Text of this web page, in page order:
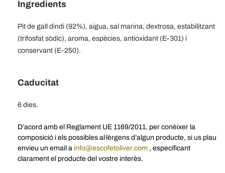
Ingredients
Pit de gall dindi (92%), aigua, sal marina, dextrosa, estabilitzant
(trifosfat sòdic), aroma, espècies, antioxidant (E-301) i
conservant (E-250).
Caducitat
6 dies.
D’acord amb el Reglament UE 1169/2011, per conèixer la
composició i els possibles al·lèrgens d’algun producte, si us plau
envieu un email a info@escofetoliver.com , especificant
clarament el producte del vostre interès.